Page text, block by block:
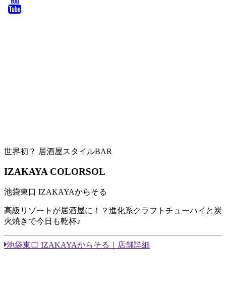
世界初？ 居酒屋スタイルBAR
IZAKAYA COLORSOL
池袋東口 IZAKAYAからそる
高級リゾートが居酒屋に！？進化系クラフトチューハイと炭
火焼きで今日も乾杯♪
池袋東口 IZAKAYAからそる｜店舗詳細